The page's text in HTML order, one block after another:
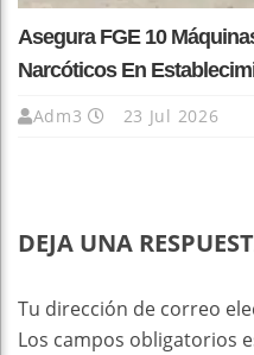
Asegura FGE 10
Narcóticos En
Adm3 23 Jul 2026
DEJA UNA
Tu dirección de correo
Los campos obligatorios